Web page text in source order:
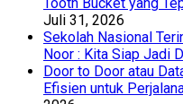
Juli 31, 2026
Sekolah Nasional
Noor : Kita Siap Jadi
Door to Door atau
Efisien untuk